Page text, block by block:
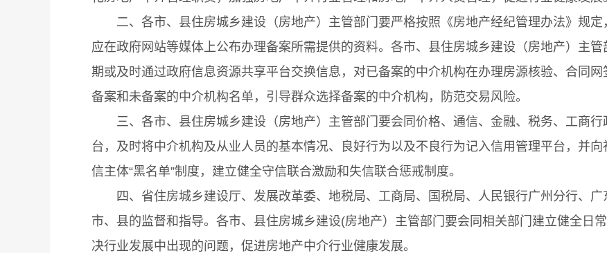
二、各市、县住房城乡建设（房地产）主管部门要严格按照《房地产经纪管理办法》规定
应在政府网站等媒体上公布办理备案所需提供的资料。各市、县住房城乡建设（房地产）主
期或及时通过政府信息资源共享平台交换信息，对已备案的中介机构在办理房源核验、合同
备案和未备案的中介机构名单，引导群众选择备案的中介机构，防范交易风险。
三、各市、县住房城乡建设（房地产）主管部门要会同价格、通信、金融、税务、工商行
台，及时将中介机构及从业人员的基本情况、良好行为以及不良行为记入信用管理平台，并
信主体“黑名单”制度，建立健全守信联合激励和失信联合惩戒制度。
四、省住房城乡建设厅、发展改革委、地税局、工商局、国税局、人民银行广州分行、广
市、县的监督和指导。各市、县住房城乡建设(房地产）主管部门要会同相关部门建立健全日
决行业发展中出现的问题，促进房地产中介行业健康发展。